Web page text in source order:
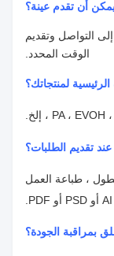
إلى التواصل وتقديم
الوقت المحدد.
لمنتجاتك؟
، طباعة العمل